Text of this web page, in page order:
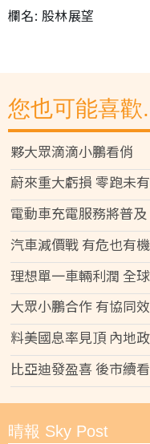
欄名: 股林展望
您也可能喜歡
夥大眾滴滴小鵬看俏
蔚來重大虧損 零跑未
電動車充電服務將普
汽車減價戰 有危也有機
理想單一車輛利潤 全
大眾小鵬合作 有協同
料美國息率見頂 內地
比亞迪發盈喜 後市續
晴報 Sky Post